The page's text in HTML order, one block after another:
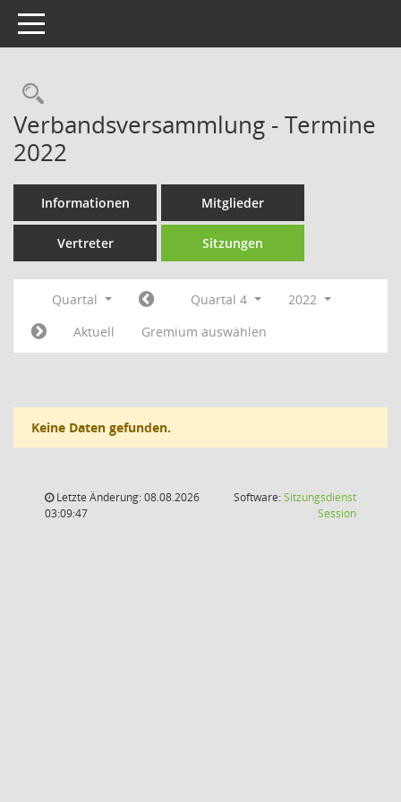
Toggle navigation
Rechercheauswahl
Verbandsversammlung - Termine
2022
Informationen Mitglieder
Vertreter Sitzungen
Quartal Quartal 4
2022
Aktuell
Gremium auswählen
Keine Daten gefunden.
Letzte Änderung: 08.08.2026
03:09:47
Software:Sitzungsdienst
Session(Wird in